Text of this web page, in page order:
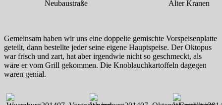
Neubaustraße Alter Kranen
Gemeinsam haben wir uns eine doppelte gemischte Vorspeisenplatte
geteilt, dann bestellte jeder seine eigene Hauptspeise. Der Oktopus
war frisch und zart, hat aber irgendwie nicht so geschmeckt, als
wäre er vom Grill gekommen. Die Knoblauchkartoffeln dagegen
waren genial.